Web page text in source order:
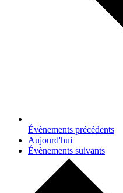
Évènements précédents
Aujourd'hui
Évènements suivants